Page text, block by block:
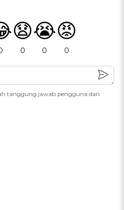
😧
0
😭
0
😡
0
tanggung jawab pengguna dan